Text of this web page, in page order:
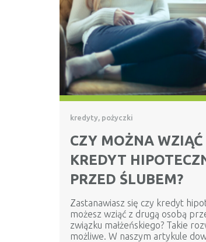
kredyty, pożyczki
CZY MOŻNA WZIĄĆ
KREDYT
PRZED ŚLUBEM?
Zastanawiasz się czy kredyt
możesz wziąć z drugą osobą
związku małżeńskiego? Takie
możliwe. W naszym artykule